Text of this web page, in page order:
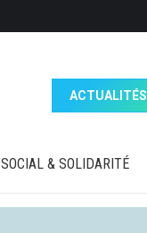
ACTUALITÉS
SOCIAL & SOLIDARITÉ
SOCIAL & SOLIDARITÉ